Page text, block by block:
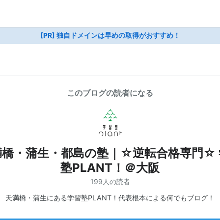
[PR] 独自ドメインは早めの取得がおすすめ！
このブログの読者になる
・蒲生・都島の塾｜☆逆転合格専門☆
塾PLANT！＠大阪
199人の読者
天満橋・蒲生にある学習塾PLANT！代表根本による何でもブログ！